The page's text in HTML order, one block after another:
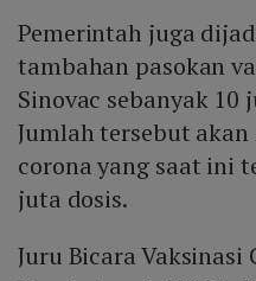
Pemerintah juga
tambahan pasokan
Sinovac sebanyak
Jumlah tersebut
corona yang saat ini
juta dosis.
Juru Bicara